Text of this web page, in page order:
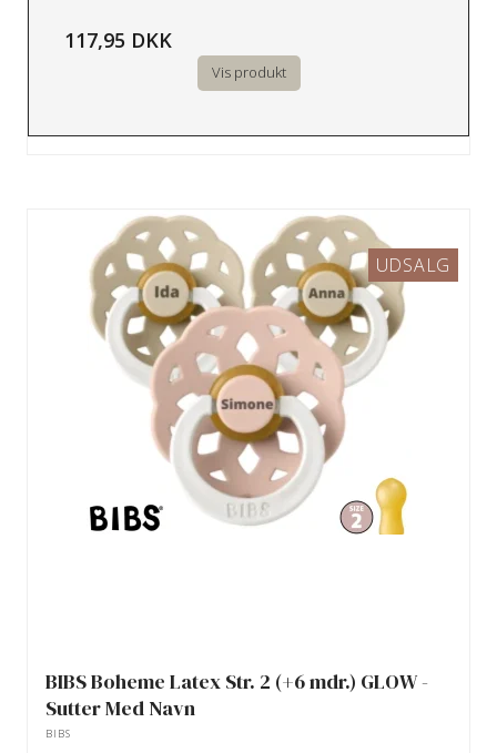
117,95 DKK
Vis produkt
UDSALG
BIBS Boheme Latex Str. 2 (+6 mdr.) GLOW -
Sutter Med Navn
BIBS